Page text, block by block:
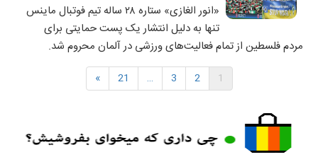
«انور الغازی» ستاره ۲۸ ساله تیم فوتبال ماینس
تنها به دلیل انتشار یک پست حمایتی برای
مردم فلسطین از تمام فعالیت‌های ورزشی در آلمان محروم شد.
1
2
3
…
21
»